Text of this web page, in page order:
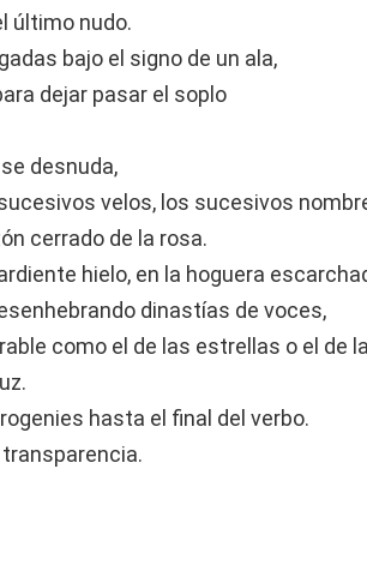
último nudo.
bajo el signo de un ala,
dejar pasar el soplo
desnuda,
velos, los sucesivos
cerrado de la rosa.
hielo, en la hoguera
dinastías de voces,
como el de las estrellas o el de
hasta el final del verbo.